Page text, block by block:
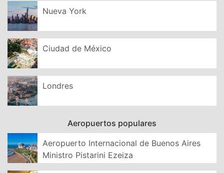
Nueva York
Ciudad de México
Londres
Aeropuertos populares
Aeropuerto Internacional de Buenos Aires
Ministro Pistarini Ezeiza